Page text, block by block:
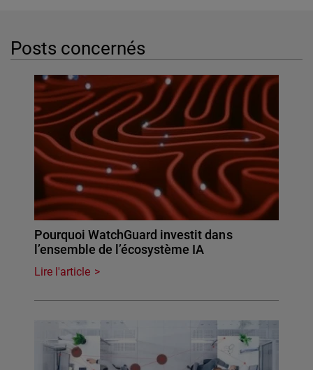
Posts concernés
Pourquoi WatchGuard investit dans
l’ensemble de l’écosystème IA
Lire l'article